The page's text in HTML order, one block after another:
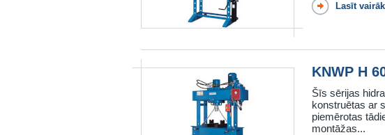
Lasīt vairāk
KNWP H
Šīs sērijas
konstruētas ar
piemērotas
montāžas...